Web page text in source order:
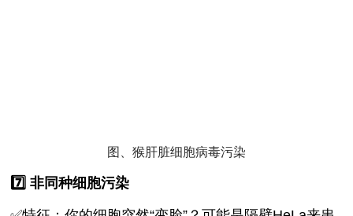
图、猴肝脏细胞病毒污染
7️⃣ 非同种细胞污染